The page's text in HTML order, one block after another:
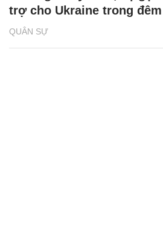
QUÂN SỰ
trợ cho Ukraine trong đêm